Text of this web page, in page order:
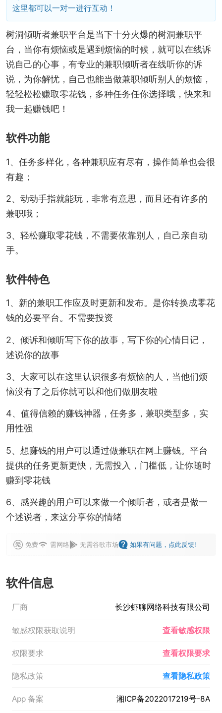
这里都可以一对一进行互动！
树洞倾听者兼职平台是当下十分火爆的树洞兼职平
台，当你有烦恼或是遇到烦恼的时候，就可以在线诉
说自己的心事，有专业的兼职倾听者在线听你的诉
说，为你解忧，自己也能当做兼职倾听别人的烦恼，
轻轻松松赚取零花钱，多种任务任你选择哦，快来和
我一起赚钱吧！
软件功能
1、任务多样化，各种兼职应有尽有，操作简单也会很
有趣；
2、动动手指就能玩，非常有意思，而且还有许多的
兼职哦；
3、轻松赚取零花钱，不需要依靠别人，自己亲自动
手。
软件特色
1、新的兼职工作应及时更新和发布。是你转换成零花
钱的必要平台。不需要投资
2、倾诉和倾听写下你的故事，写下你的心情日记，
述说你的故事
3、大家可以在这里认识很多有烦恼的人，当他们烦
恼没有了之后你就可以和他们做朋友啦
4、值得信赖的赚钱神器，任务多，兼职类型多，实
用性强
5、想赚钱的用户可以通过做兼职在网上赚钱。平台
提供的任务更新更快，无需投入，门槛低，让你随时
赚到零花钱
6、感兴趣的用户可以来做一个倾听者，或者是做一
个述说者，来这分享你的情绪
免费 需网络 无需谷歌市场 如果有问题，点此反馈!
软件信息
厂商 长沙虾聊网络科技有限公司
敏感权限获取说明 查看敏感权限
权限要求 查看权限要求
隐私政策 查看隐私政策
App 备案 湘ICP备2022017219号-8A